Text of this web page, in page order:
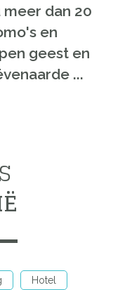
meer dan 20
en
geest en
...
Hotel